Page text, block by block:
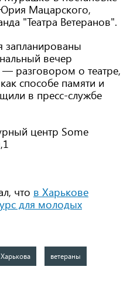
Мацарского,
"Театра Ветеранов".
запланированы
вечер
— разговором о театре,
способе памяти и
в пресс-службе
центр Some
что в Харькове
для молодых
ветераны